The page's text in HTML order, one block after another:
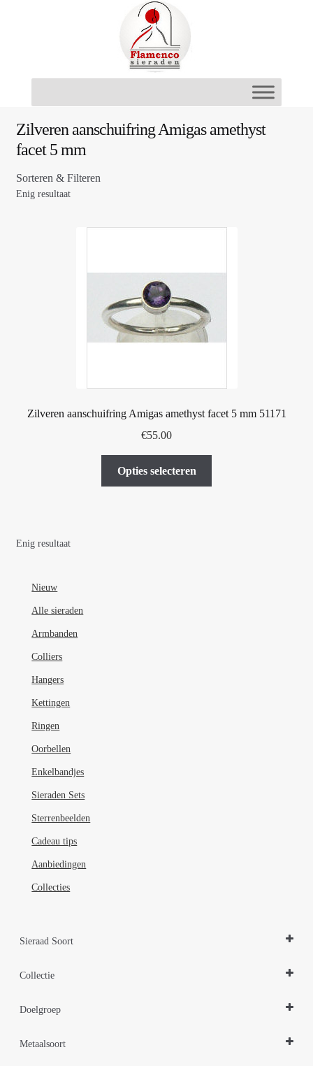
Zilveren aanschuifring Amigas amethyst
facet 5 mm
Sorteren & Filteren
Enig resultaat
Zilveren aanschuifring Amigas amethyst facet 5 mm 51171
€55.00
Opties selecteren
Enig resultaat
Nieuw
Alle sieraden
Armbanden
Colliers
Hangers
Kettingen
Ringen
Oorbellen
Enkelbandjes
Sieraden Sets
Sterrenbeelden
Cadeau tips
Aanbiedingen
Collecties
Sieraad Soort
Collectie
Sieraden Edelstenen
Doelgroep
Metaalsoort